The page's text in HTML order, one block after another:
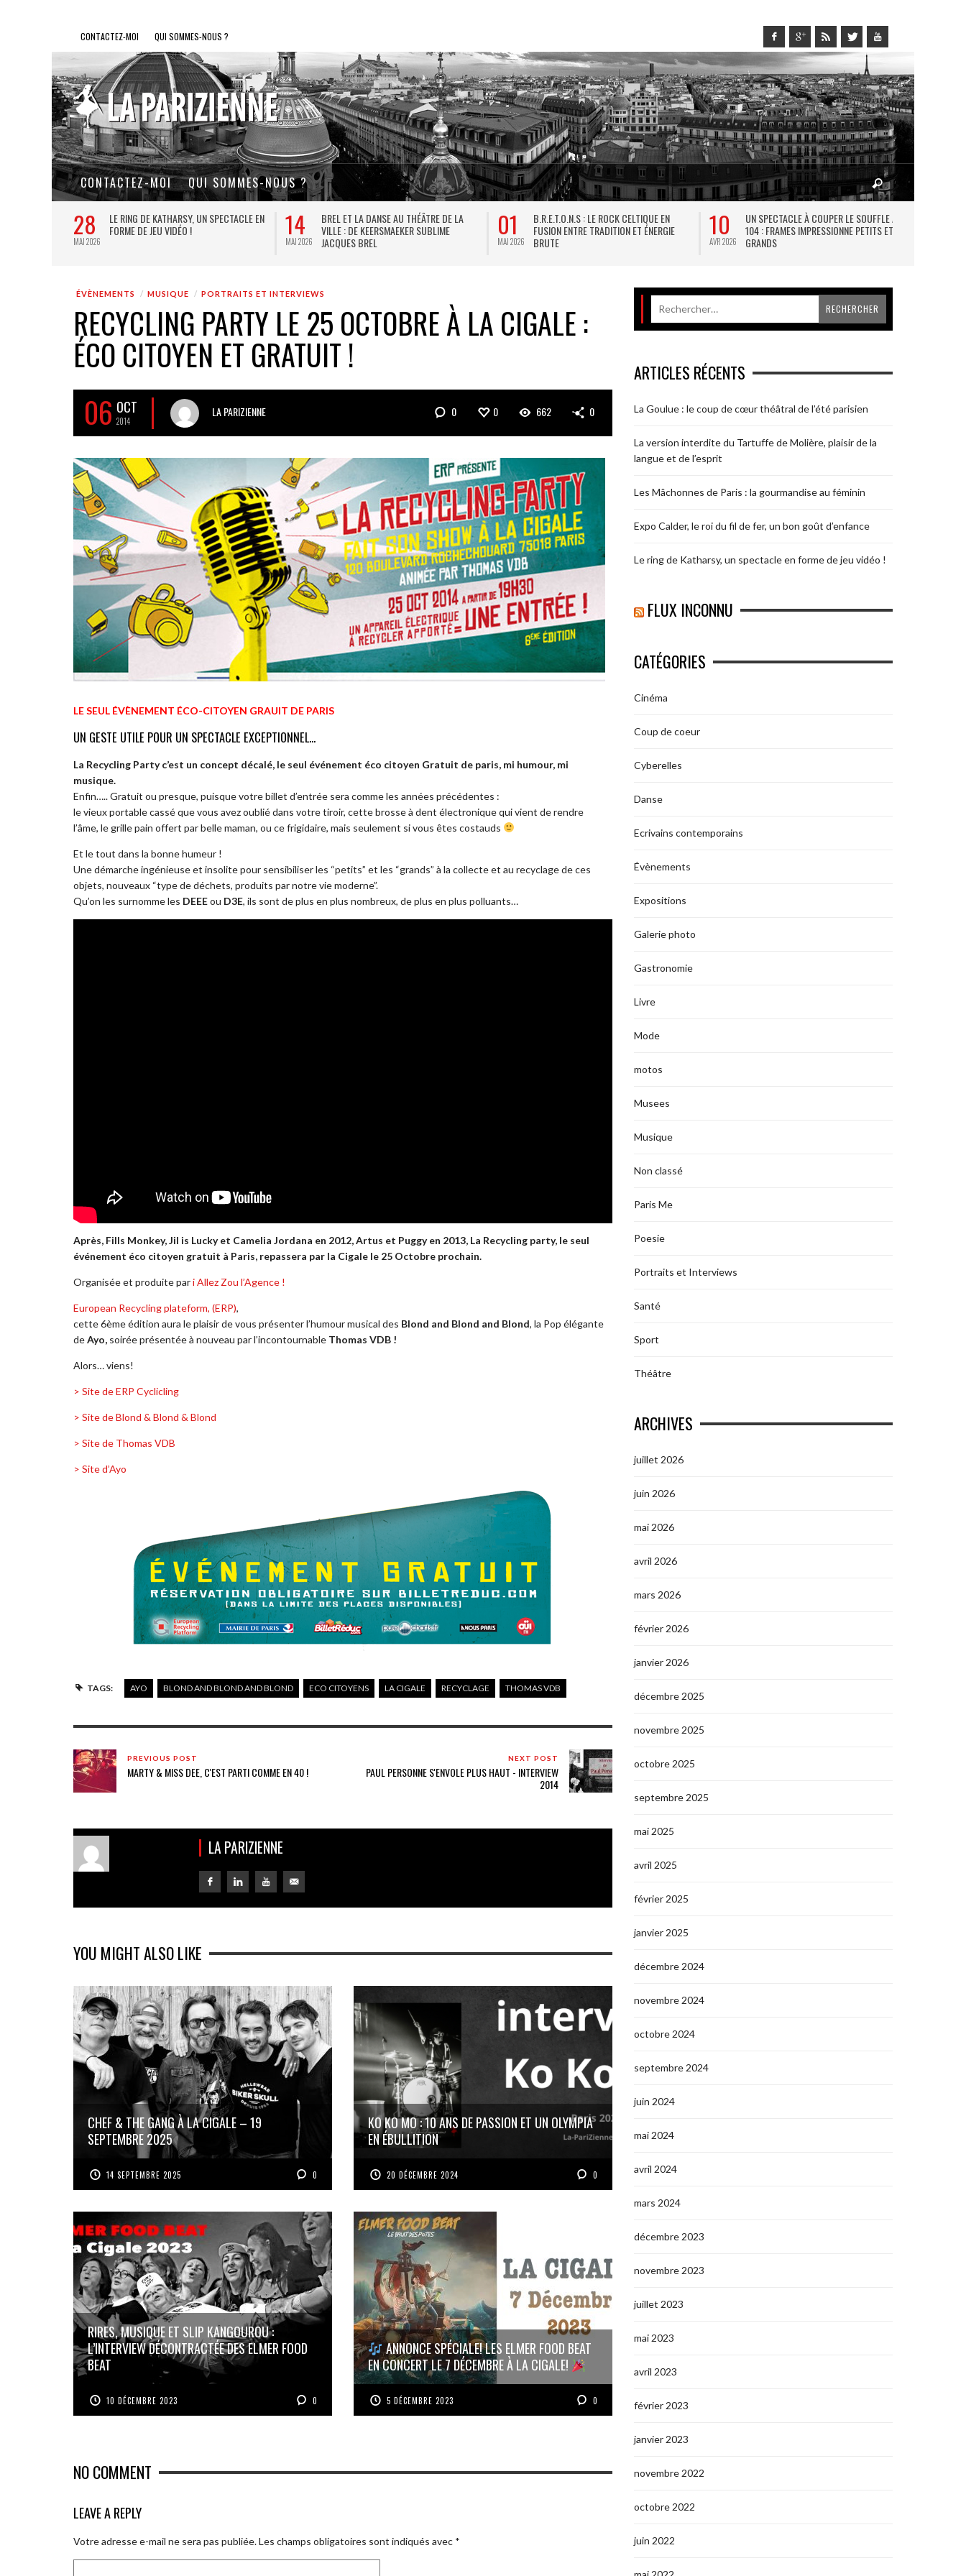
CONTACTEZ-MOI QUI SOMMES-NOUS ?
CONTACTEZ-MOI QUI SOMMES-NOUS ?
28
MAI 2026
LE RING DE KATHARSY, UN SPECTACLE EN
FORME DE JEU VIDÉO !
14
MAI 2026
BREL ET LA DANSE AU THÉÂTRE DE LA
VILLE : DE KEERSMAEKER SUBLIME
JACQUES BREL
01
MAI 2026
B.R.E.T.O.N.S : LE ROCK CELTIQUE EN
FUSION ENTRE TRADITION ET ÉNERGIE
BRUTE
10
AVR 2026
UN SPECTACLE À COUPER LE SOUFFLE AU
104 : FRAMES IMPRESSIONNE PETITS ET
GRANDS
ÉVÈNEMENTS MUSIQUE PORTRAITS ET INTERVIEWS
RECYCLING PARTY LE 25 OCTOBRE À LA CIGALE :
ÉCO CITOYEN ET GRATUIT !
06 OCT
2014
LA PARIZIENNE 0 0 662 0
LE SEUL ÉVÈNEMENT ÉCO-CITOYEN GRAUIT DE PARIS
UN GESTE UTILE POUR UN SPECTACLE EXCEPTIONNEL…
La Recycling Party c’est un concept décalé, le seul événement éco citoyen Gratuit de paris, mi humour, mi
musique.
Enfin….. Gratuit ou presque, puisque votre billet d’entrée sera comme les années précédentes :
le vieux portable cassé que vous avez oublié dans votre tiroir, cette brosse à dent électronique qui vient de rendre
l’âme, le grille pain offert par belle maman, ou ce frigidaire, mais seulement si vous êtes costauds
Et le tout dans la bonne humeur !
Une démarche ingénieuse et insolite pour sensibiliser les “petits” et les “grands” à la collecte et au recyclage de ces
objets, nouveaux “type de déchets, produits par notre vie moderne”.
Qu’on les surnomme les DEEEou D3E, ils sont de plus en plus nombreux, de plus en plus polluants…
Après, Fills Monkey, Jil is Lucky et Camelia Jordana en 2012, Artus et Puggy en 2013, La Recycling party, le seul
événement éco citoyen gratuit à Paris, repassera par la Cigale le 25 Octobre prochain.
Organisée et produite pari Allez Zou l’Agence !
European Recyclingplateform, (ERP),
cette 6ème édition aura le plaisir de vous présenter l’humour musical des Blond and Blond and Blond, la Pop élégante
deAyo, soirée présentée à nouveau par l’incontournable Thomas VDB !
Alors… viens!
> Site de ERP Cyclicling
> Site de Blond & Blond & Blond
> Site de Thomas VDB
> Site d’Ayo
TAGS: AYO BLOND AND BLOND AND BLOND ECO CITOYENS LA CIGALE RECYCLAGE THOMAS VDB
PREVIOUS POST
MARTY & MISS DEE, C'EST PARTI COMME EN 40 !
NEXT POST
PAUL PERSONNE S'ENVOLE PLUS HAUT - INTERVIEW
2014
LA PARIZIENNE
YOU MIGHT ALSO LIKE
CHEF & THE GANG À LA CIGALE – 19
SEPTEMBRE 2025
14 SEPTEMBRE 2025 0
KO KO MO : 10 ANS DE PASSION ET UN OLYMPIA
EN ÉBULLITION
20 DÉCEMBRE 2024 0
RIRES, MUSIQUE ET SLIP KANGOUROU :
L’INTERVIEW DÉCONTRACTÉE DES ELMER FOOD
BEAT
10 DÉCEMBRE 2023 0
ANNONCE SPÉCIALE! LES ELMER FOOD BEAT
EN CONCERT LE 7 DÉCEMBRE À LA CIGALE!
5 DÉCEMBRE 2023 0
NO COMMENT
LEAVE A REPLY
Votre adresse e-mail ne sera pas publiée.Les champs obligatoires sont indiqués avec *
ARTICLES RÉCENTS
La Goulue : le coup de cœur théâtral de l’été parisien
La version interdite du Tartuffe de Molière, plaisir de la
langue et de l’esprit
Les Mâchonnes de Paris : la gourmandise au féminin
Expo Calder, le roi du fil de fer, un bon goût d’enfance
Le ring de Katharsy, un spectacle en forme de jeu vidéo !
FLUX INCONNU
CATÉGORIES
Cinéma
Coup de coeur
Cyberelles
Danse
Ecrivains contemporains
Évènements
Expositions
Galerie photo
Gastronomie
Livre
Mode
motos
Musees
Musique
Non classé
Paris Me
Poesie
Portraits et Interviews
Santé
Sport
Théâtre
ARCHIVES
juillet 2026
juin 2026
mai 2026
avril 2026
mars 2026
février 2026
janvier 2026
décembre 2025
novembre 2025
octobre 2025
septembre 2025
mai 2025
avril 2025
février 2025
janvier 2025
décembre 2024
novembre 2024
octobre 2024
septembre 2024
juin 2024
mai 2024
avril 2024
mars 2024
décembre 2023
novembre 2023
juillet 2023
mai 2023
avril 2023
février 2023
janvier 2023
novembre 2022
octobre 2022
juin 2022